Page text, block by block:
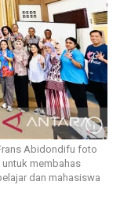
Abidondifu foto
untuk membahas
dan mahasiswa